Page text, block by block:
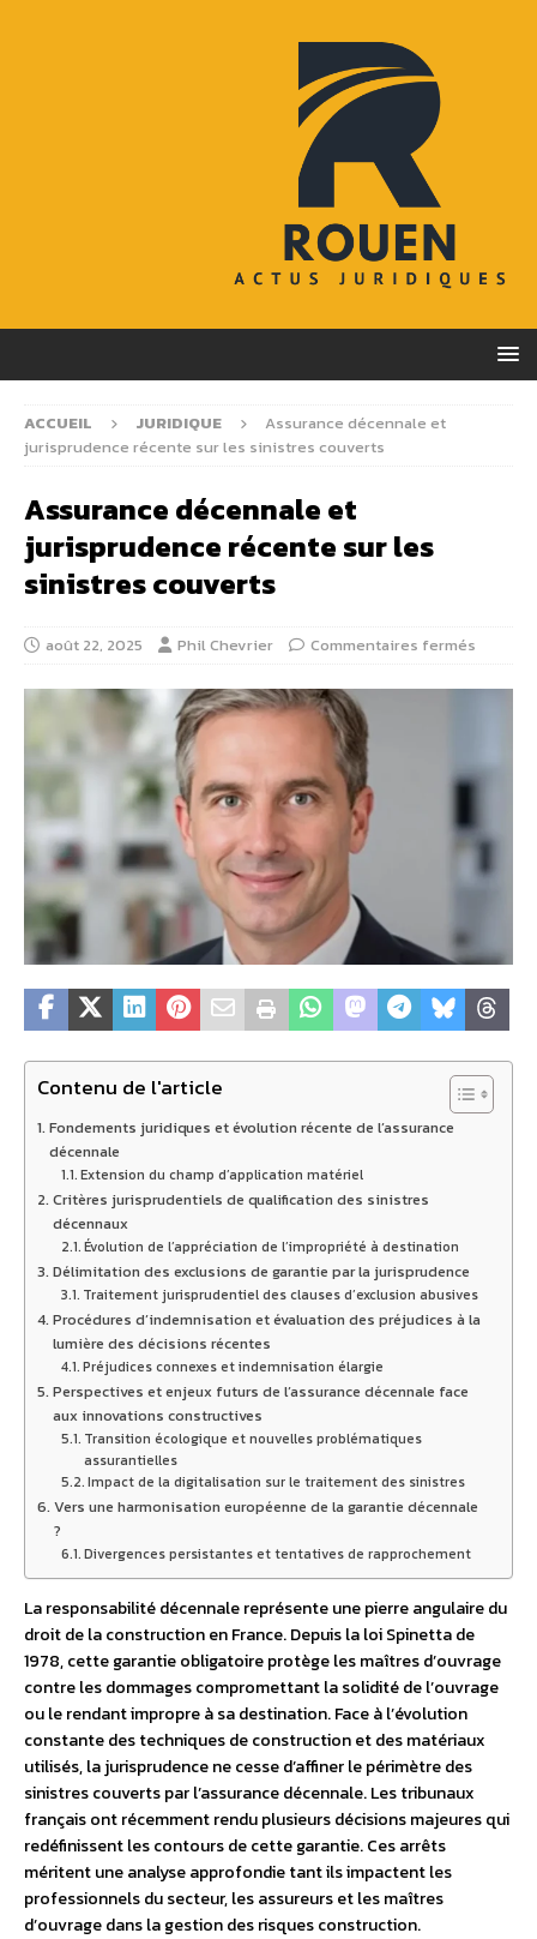
ACCUEIL JURIDIQUE
Assurance décennale et
jurisprudence récente sur les sinistres couverts
Assurance décennale et
jurisprudence récente sur les
sinistres couverts
août 22, 2025 Phil Chevrier Commentaires fermés
Contenu de l'article
Fondements juridiques et évolution récente de l’assurance
décennale
Extension du champ d’application matériel
Critères jurisprudentiels de qualification des sinistres
décennaux
Évolution de l’appréciation de l’impropriété à destination
Délimitation des exclusions de garantie par la jurisprudence
Traitement jurisprudentiel des clauses d’exclusion abusives
Procédures d’indemnisation et évaluation des préjudices à la
lumière des décisions récentes
Préjudices connexes et indemnisation élargie
Perspectives et enjeux futurs de l’assurance décennale face
aux innovations constructives
Transition écologique et nouvelles problématiques
assurantielles
Impact de la digitalisation sur le traitement des sinistres
Vers une harmonisation européenne de la garantie décennale
?
Divergences persistantes et tentatives de rapprochement
La responsabilité décennale représente une pierre angulaire du
droit de la construction en France. Depuis la loi Spinetta de
1978, cette garantie obligatoire protège les maîtres d’ouvrage
contre les dommages compromettant la solidité de l’ouvrage
ou le rendant impropre à sa destination. Face à l’évolution
constante des techniques de construction et des matériaux
utilisés, la jurisprudence ne cesse d’affiner le périmètre des
sinistres couverts par l’assurance décennale. Les tribunaux
français ont récemment rendu plusieurs décisions majeures qui
redéfinissent les contours de cette garantie. Ces arrêts
méritent une analyse approfondie tant ils impactent les
professionnels du secteur, les assureurs et les maîtres
d’ouvrage dans la gestion des risques construction.